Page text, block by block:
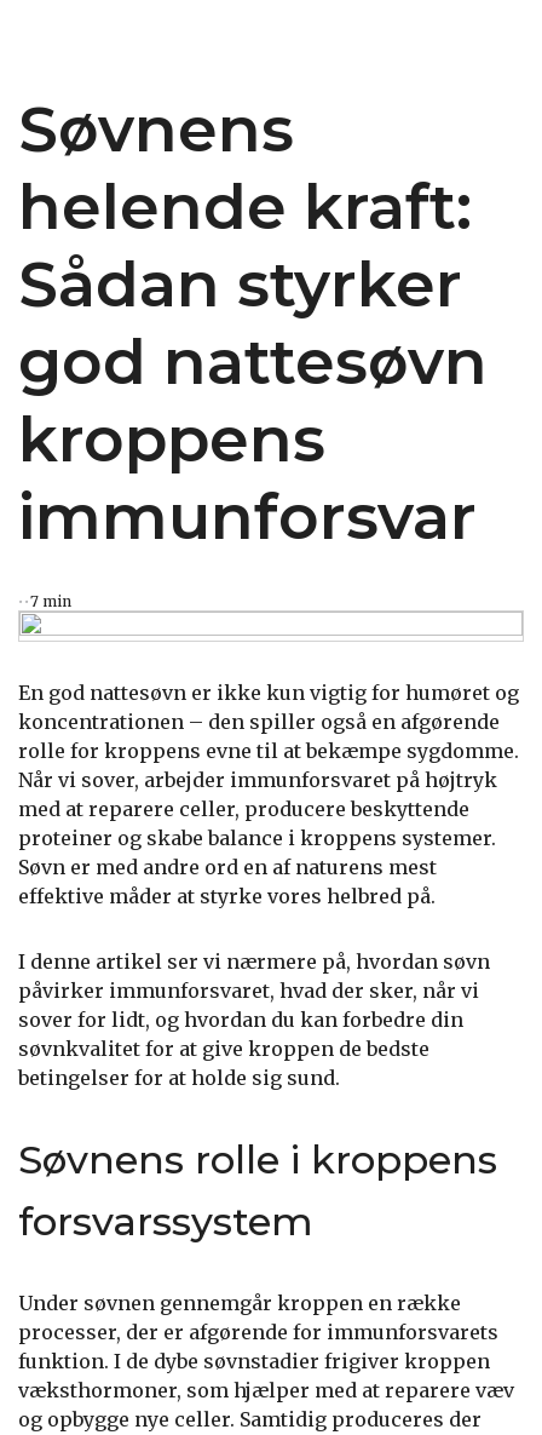
Søvnens
helende kraft:
Sådan styrker
god nattesøvn
kroppens
immunforsvar
7 min
En god nattesøvn er ikke kun vigtig for humøret og
koncentrationen – den spiller også en afgørende
rolle for kroppens evne til at bekæmpe sygdomme.
Når vi sover, arbejder immunforsvaret på højtryk
med at reparere celler, producere beskyttende
proteiner og skabe balance i kroppens systemer.
Søvn er med andre ord en af naturens mest
effektive måder at styrke vores helbred på.
I denne artikel ser vi nærmere på, hvordan søvn
påvirker immunforsvaret, hvad der sker, når vi
sover for lidt, og hvordan du kan forbedre din
søvnkvalitet for at give kroppen de bedste
betingelser for at holde sig sund.
Søvnens rolle i kroppens
forsvarssystem
Under søvnen gennemgår kroppen en række
processer, der er afgørende for immunforsvarets
funktion. I de dybe søvnstadier frigiver kroppen
væksthormoner, som hjælper med at reparere væv
og opbygge nye celler. Samtidig produceres der